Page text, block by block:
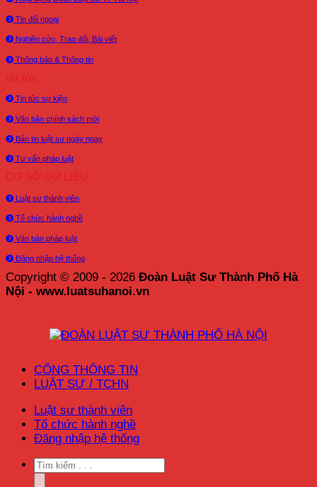
Tin đối ngoại
Nghiên cứu, Trao đổi, Bài viết
Thông báo & Thông tin
Tin tức sự kiện
Văn bản chính sách mới
Bản tin luật sư ngày ngay
Tư vấn pháp luật
Luật sư thành viên
Tổ chức hành nghề
Văn bản pháp luật
Đăng nhập hệ thống
Copyright © 2009 - 2026 Đoàn Luật Sư Thành Phố Hà
Nội - www.luatsuhanoi.vn
CỔNG THÔNG TIN
LUẬT SƯ / TCHN
Luật sư thành viên
Tổ chức hành nghề
Đăng nhập hệ thống